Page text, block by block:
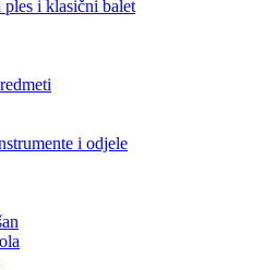
ples i klasični balet
i odjele